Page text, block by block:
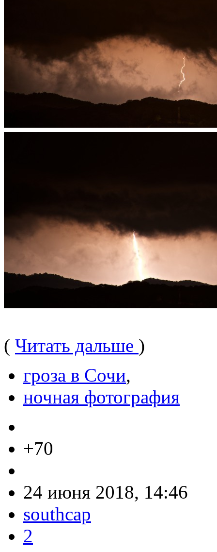
( Читать дальше )
гроза в Сочи,
ночная фотография
+70
24 июня 2018, 14:46
southcap
2